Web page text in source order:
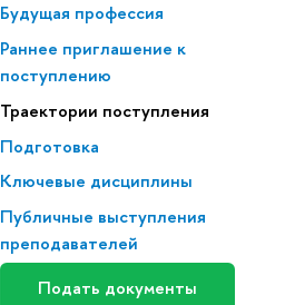
Будущая профессия
Раннее приглашение к
поступлению
Траектории поступления
Подготовка
Ключевые дисциплины
Публичные выступления
преподавателей
Подать документы